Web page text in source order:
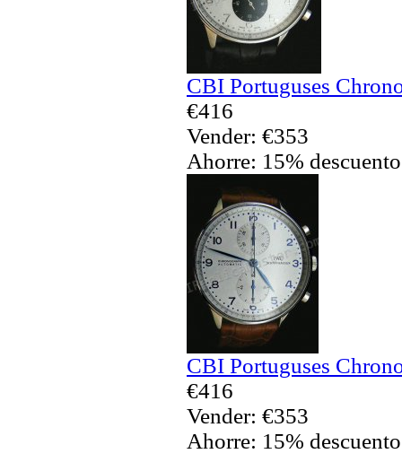
CBI Portuguses
€416
Vender: €353
Ahorre: 15% descuento
CBI Portuguses
€416
Vender: €353
Ahorre: 15% descuento